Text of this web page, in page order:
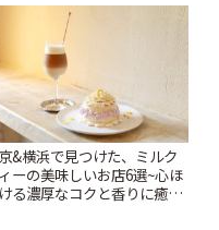
&横浜で見つけた、ミルク
ーの美味しいお店6選~心ほ
る濃厚なコクと香りに癒や